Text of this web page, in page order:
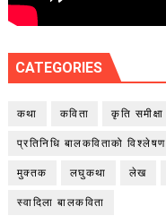
CATEGORIES
कथा कविता कृति समीक्षा
प्रतिनिधि बालकविताको विश्लेषण
मुक्तक लघुकथा लेख
स्वादिला बालकविता